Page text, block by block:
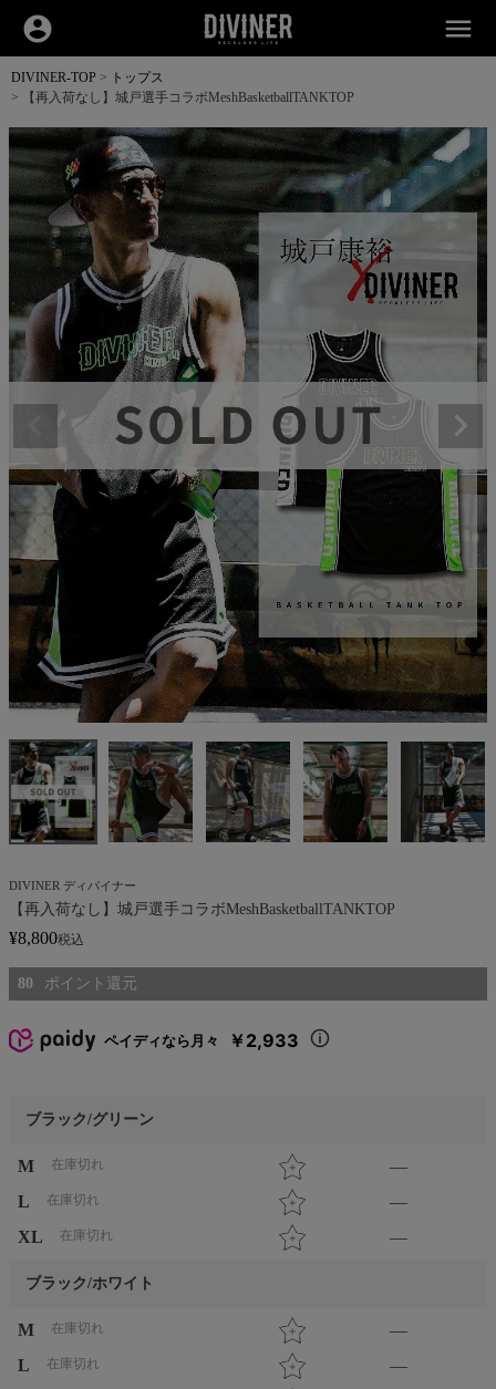
account_circle menu
DIVINER-TOP
トップス
【再入荷なし】城戸選手コラボMeshBasketballTANKTOP
DIVINER ディバイナー
【再入荷なし】城戸選手コラボMeshBasketballTANKTOP
¥8,800税込
80
ペイディなら月々 ￥2,933
ブラック/グリーン
M 在庫切れ
—
L
在庫切れ
—
XL
在庫切れ —
ブラック/ホワイト
M 在庫切れ
—
L
在庫切れ
—